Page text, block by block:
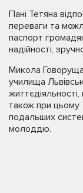
Пані Тетяна
переваги та
паспорт
надійності,
Микола
училища
також при
подальших
молоддю.